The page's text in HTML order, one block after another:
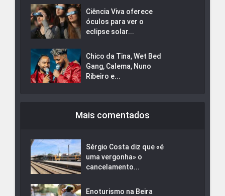
Ciência Viva oferece
óculos para ver o
eclipse solar...
Chico da Tina, Wet Bed
Gang, Calema, Nuno
Ribeiro e...
Mais comentados
Sérgio Costa diz que «é
uma vergonha» o
cancelamento...
Enoturismo na Beira